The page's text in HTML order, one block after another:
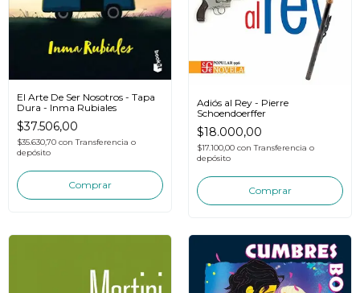
El Arte De Ser Nosotros - Tapa
Dura - Inma Rubiales
$37.506,00
$35.630,70 con Transferencia o
depósito
Adiós al Rey - Pierre
Schoendoerffer
$18.000,00
$17.100,00 con Transferencia o
depósito